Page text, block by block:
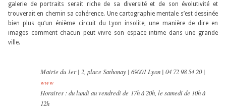
galerie de portraits serait riche de sa diversité et de son évolutivité et
trouverait en chemin sa cohérence. Une cartographie mentale s’est dessinée
bien plus qu’un énième circuit du Lyon insolite, une manière de dire en
images comment chacun peut vivre son espace intime dans une grande
ville.
Mairie du 1er | 2, place Sathonay | 69001 Lyon | 04 72 98 54 20 |
www
Horaires : du lundi au vendredi de 17h à 20h, le samedi de 10h à
12h